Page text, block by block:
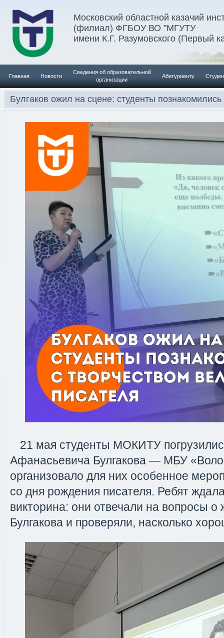
Московский областной казачий
(филиал) ФГБОУ ВО "МГУТУ
имени К.Г. Разумовского (Первый
Главная Новости
Сведения об образовательной
организации
Абитуриенту
Булгаков ожил на сцене: студенты
21 мая студенты МОКИТУ
Афанасьевича Булгакова — МБУ
организовало для них особенное
со дня рождения писателя. Ребят
викторина: они отвечали на вопросы о
Булгакова и проверяли, насколько